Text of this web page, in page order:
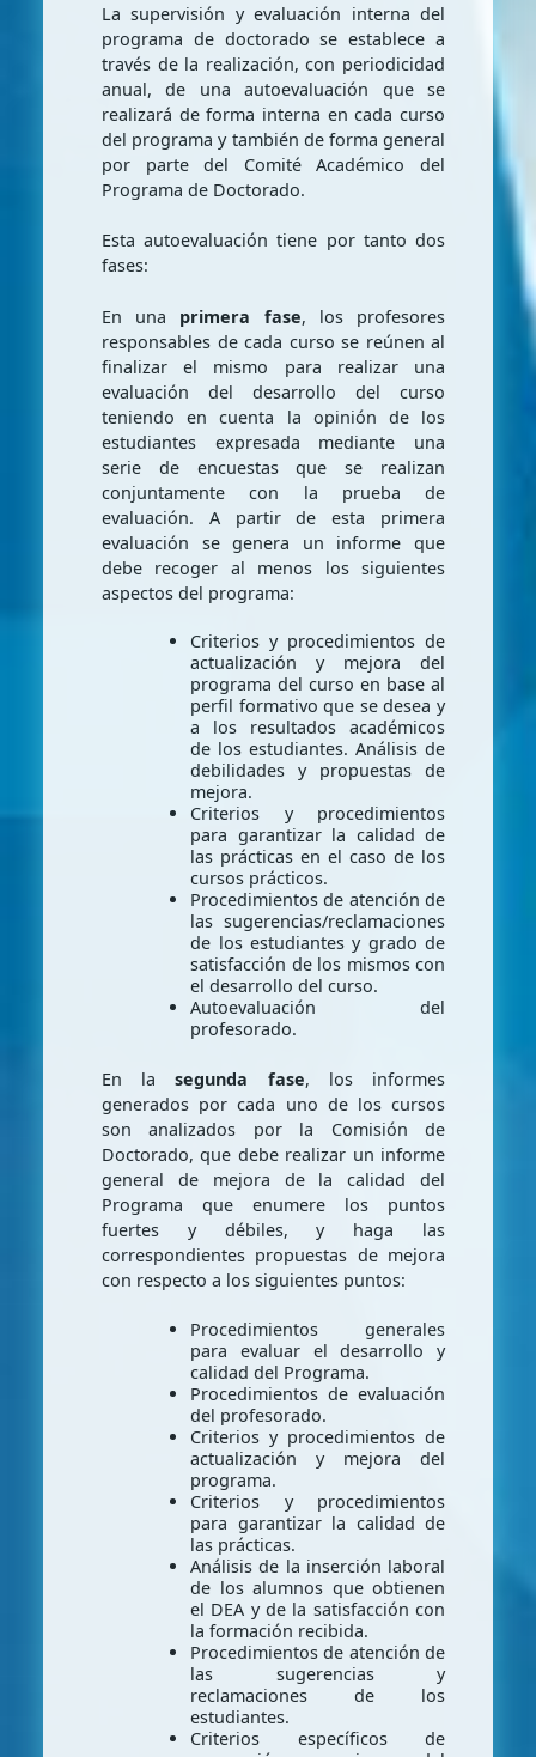
La supervisión y evaluación interna del
programa de doctorado se establece a
través de la realización, con periodicidad
anual, de una autoevaluación que se
realizará de forma interna en cada curso
del programa y también de forma general
por parte del Comité Académico del
Programa de Doctorado.
Esta autoevaluación tiene por tanto dos
fases:
En una primera fase, los profesores
responsables de cada curso se reúnen al
finalizar el mismo para realizar una
evaluación del desarrollo del curso
teniendo en cuenta la opinión de los
estudiantes expresada mediante una
serie de encuestas que se realizan
conjuntamente con la prueba de
evaluación. A partir de esta primera
evaluación se genera un informe que
debe recoger al menos los siguientes
aspectos del programa:
Criterios y procedimientos de
actualización y mejora del
programa del curso en base al
perfil formativo que se desea y
a los resultados académicos
de los estudiantes. Análisis de
debilidades y propuestas de
mejora.
Criterios y procedimientos
para garantizar la calidad de
las prácticas en el caso de los
cursos prácticos.
Procedimientos de atención de
las sugerencias/reclamaciones
de los estudiantes y grado de
satisfacción de los mismos con
el desarrollo del curso.
Autoevaluación del
profesorado.
En lasegunda fase, los informes
generados por cada uno de los cursos
son analizados por la Comisión de
Doctorado, que debe realizar un informe
general de mejora de la calidad del
Programa que enumere los puntos
fuertes y débiles, y haga las
correspondientes propuestas de mejora
con respecto a los siguientes puntos:
Procedimientos generales
para evaluar el desarrollo y
calidad del Programa.
Procedimientos de evaluación
del profesorado.
Criterios y procedimientos de
actualización y mejora del
programa.
Criterios y procedimientos
para garantizar la calidad de
las prácticas.
Análisis de la inserción laboral
de los alumnos que obtienen
el DEA y de la satisfacción con
la formación recibida.
Procedimientos de atención de
las sugerencias y
reclamaciones de los
estudiantes.
Criterios específicos de